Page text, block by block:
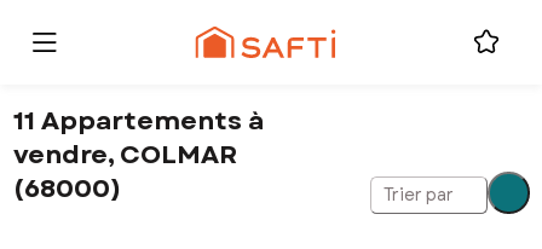
11 Appartements à
vendre, COLMAR
(68000)
Trier par